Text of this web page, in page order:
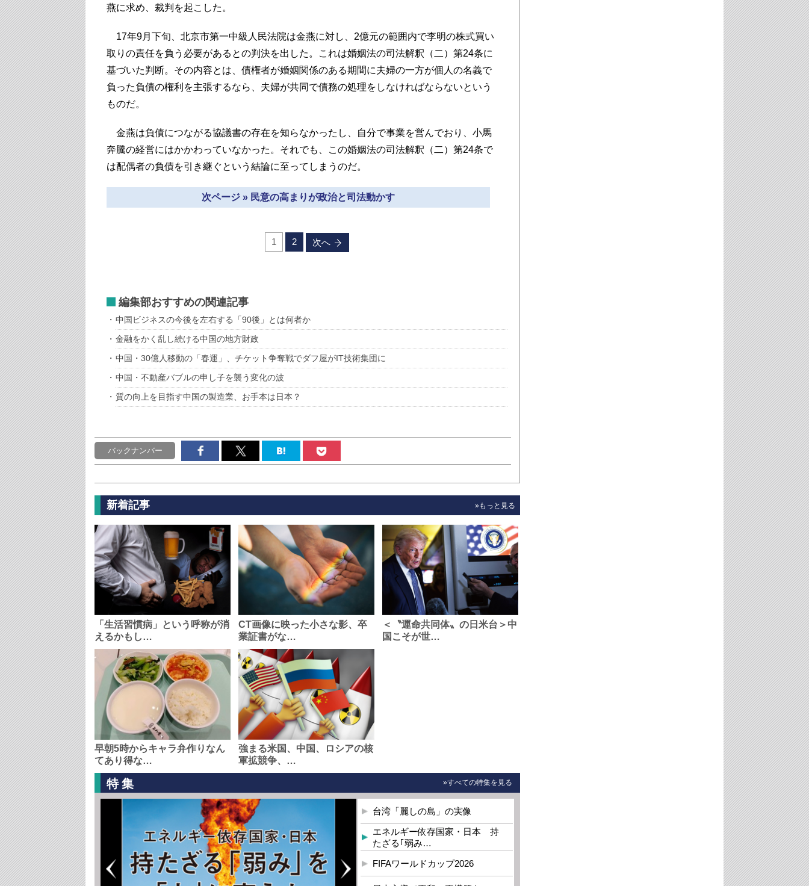
燕に求め、裁判を起こした。
17年9月下旬、北京市第一中級人民法院は金燕に対し、2億元の範囲内で李明の株式買い
取りの責任を負う必要があるとの判決を出した。これは婚姻法の司法解釈（二）第24条に
基づいた判断。その内容とは、債権者が婚姻関係のある期間に夫婦の一方が個人の名義で
負った負債の権利を主張するなら、夫婦が共同で債務の処理をしなければならないという
ものだ。
金燕は負債につながる協議書の存在を知らなかったし、自分で事業を営んでおり、小馬
奔騰の経営にはかかわっていなかった。それでも、この婚姻法の司法解釈（二）第24条で
は配偶者の負債を引き継ぐという結論に至ってしまうのだ。
次ページ » 民意の高まりが政治と司法動かす
1 2 次へ
編集部おすすめの関連記事
中国ビジネスの今後を左右する「90後」とは何者か
金融をかく乱し続ける中国の地方財政
中国・30億人移動の「春運」、チケット争奪戦でダフ屋がIT技術集団に
中国・不動産バブルの申し子を襲う変化の波
質の向上を目指す中国の製造業、お手本は日本？
バックナンバー
新着記事 »もっと見る
「生活習慣病」という呼称が消
えるかもし…
CT画像に映った小さな影、卒
業証書がな…
＜〝運命共同体〟の日米台＞中
国こそが世…
早朝5時からキャラ弁作りなん
てあり得な…
強まる米国、中国、ロシアの核
軍拡競争、…
特集 »すべての特集を見る
台湾「麗しの島」の実像
エネルギー依存国家・日本 持
たざる｢弱み…
FIFAワールドカップ2026